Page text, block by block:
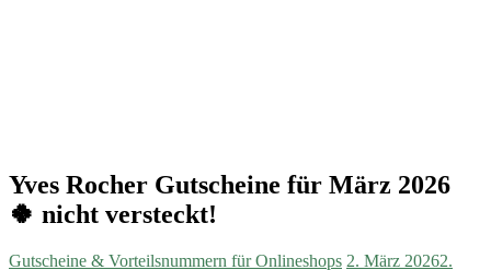
Yves Rocher Gutscheine für März 2026
🍀 nicht versteckt!
Gutscheine & Vorteilsnummern für Onlineshops 2. März 20262.